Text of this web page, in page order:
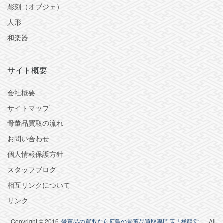
彫刻（オブジェ）
人形
和楽器
サイト概要
会社概要
サイトマップ
骨董品買取の流れ
お問い合わせ
個人情報保護方針
スタッフブログ
相互リンクについて
リンク
Copyright © 2016 骨董品の買取なら広島の骨董品買取専門店「祥龍堂」 All